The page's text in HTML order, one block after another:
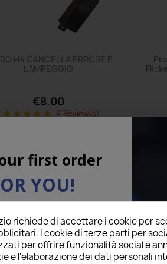
H4 CANCELLA ERRORE E
LAMPEGGIO
€8.00
star star star star star 4 Review(s)
Add to Cart
richiede di accettare i cookie per
I cookie di terze parti per
per offrire funzionalità social e
e l'elaborazione dei dati personali
first order
YOU!
below to receive a
your first order!